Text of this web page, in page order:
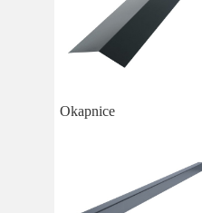
Okapnice